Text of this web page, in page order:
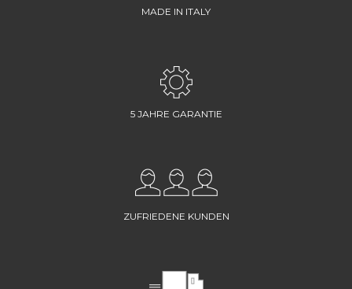
MADE IN ITALY
5 JAHRE GARANTIE
ZUFRIEDENE KUNDEN